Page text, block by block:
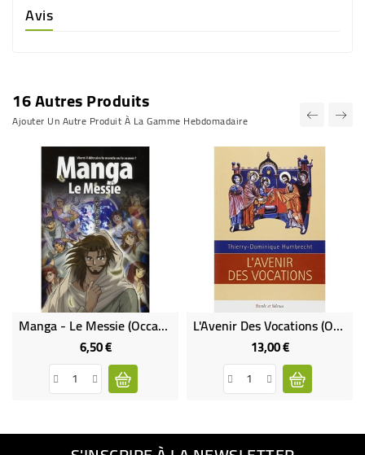
Avis
16 Autres Produits
Ajouter Un Autre Produit À La Gamme Hebdomadaire
Manga - Le Messie (Occasion)
6,50 €Prix
L'Avenir Des Vocations (Occasion)
13,00 €Prix